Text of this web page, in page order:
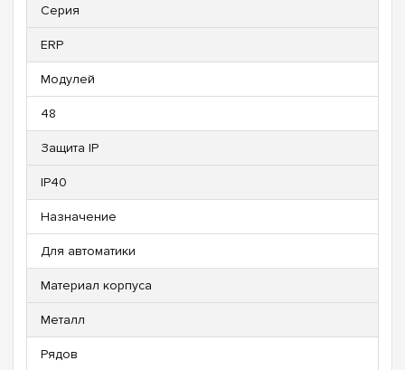
Серия
ERP
Модулей
48
Защита IP
IP40
Назначение
Для автоматики
Материал корпуса
Металл
Рядов